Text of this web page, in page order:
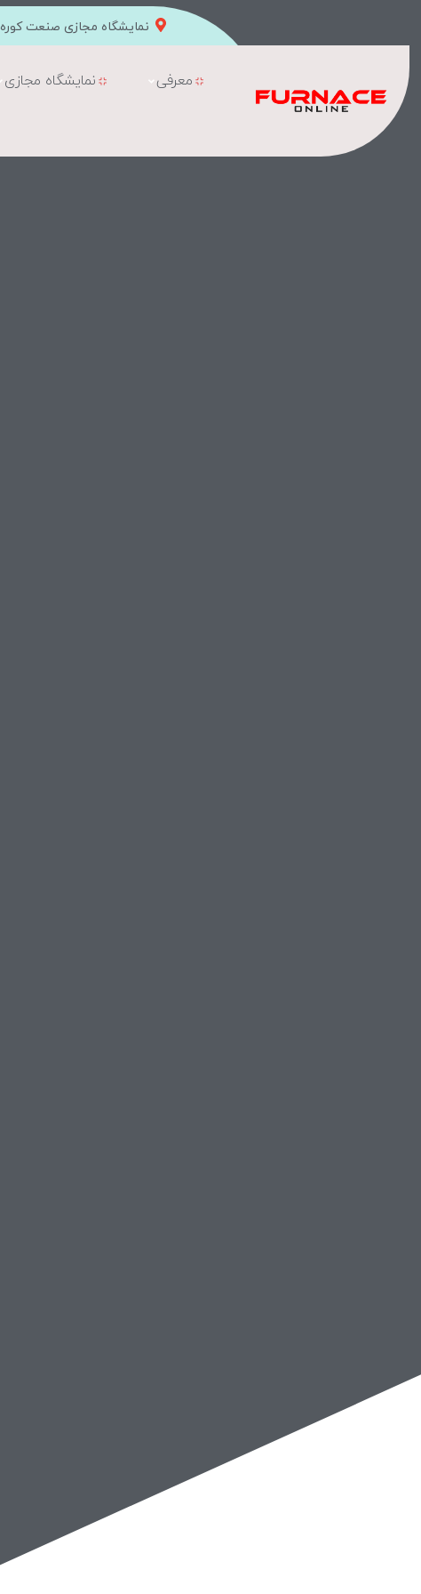
نمایشگاه مجازی صنعت کوره
معرفی نمایشگاه مجازی